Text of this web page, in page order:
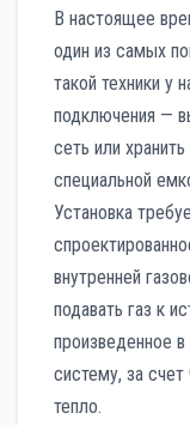
В настоящее
один из самых
такой техники у
подключения —
сеть или
специальной
Установка
внутренней
подавать газ к
произведенное
систему, за
тепло.